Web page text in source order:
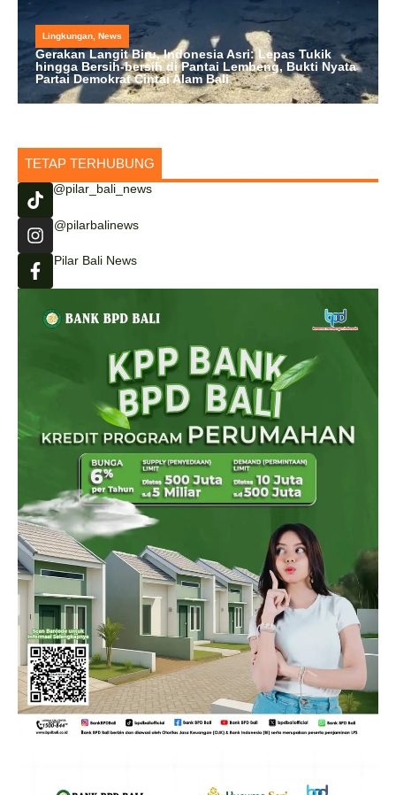
Lingkungan, News
Gerakan Langit Biru, Indonesia Asri: Lepas Tukik
hingga Bersih-bersih di Pantai Lembeng, Bukti Nyata
Partai Demokrat Cintai Alam Bali
TETAP TERHUBUNG
@pilar_bali_news
@pilarbalinews
Pilar Bali News